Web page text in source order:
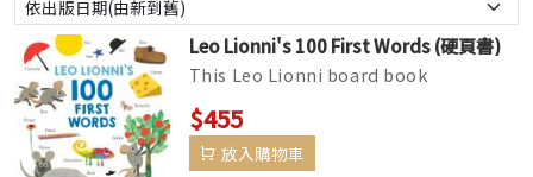
Leo Lionni's 100 First Words (硬頁書)
This Leo Lionni board book
introduces babies and toddlers to his
iconic characters as well as 100 es...
$455
放入購物車